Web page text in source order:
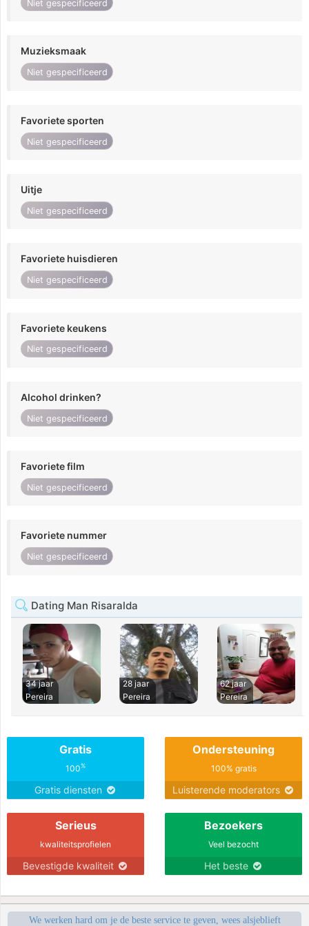
Niet gespecificeerd
Muzieksmaak
Niet gespecificeerd
Favoriete sporten
Niet gespecificeerd
Uitje
Niet gespecificeerd
Favoriete huisdieren
Niet gespecificeerd
Favoriete keukens
Niet gespecificeerd
Alcohol drinken?
Niet gespecificeerd
Favoriete film
Niet gespecificeerd
Favoriete nummer
Niet gespecificeerd
Dating Man Risaralda
34 jaar
Pereira
28 jaar
Pereira
62 jaar
Pereira
Gratis
100%
Gratis diensten
Ondersteuning
100% gratis
Luisterende moderators
Serieus
kwaliteitsprofielen
Bevestigde kwaliteit
Bezoekers
Veel bezocht
Het beste
We werken hard om je de beste service te geven, wees alsjeblieft